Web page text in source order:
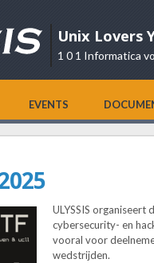
Unix Lovers
1 0 1 Informatica
EVENTS
ULYSSIS organiseert
cybersecurity- en
vooral voor
wedstrijden.